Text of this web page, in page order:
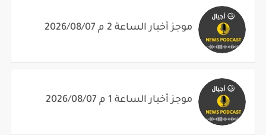
موجز أخبار الساعة 2 م 2026/08/07
موجز أخبار الساعة 1 م 2026/08/07